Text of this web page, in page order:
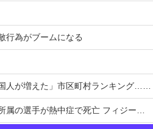
行為がブームになる
市区町村ランキング…TOP5がこちらｗｗｗｗｗｗ
選手が熱中症で死亡 フィジー出身の26歳